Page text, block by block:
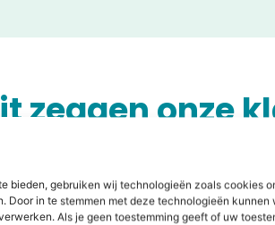
bieden, gebruiken wij technologieën zoals cookies
Door in te stemmen met deze technologieën
Als je geen toestemming geeft of uw
zeggen onze